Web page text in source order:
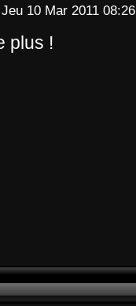
10 Mar 2011 08:26
plus !